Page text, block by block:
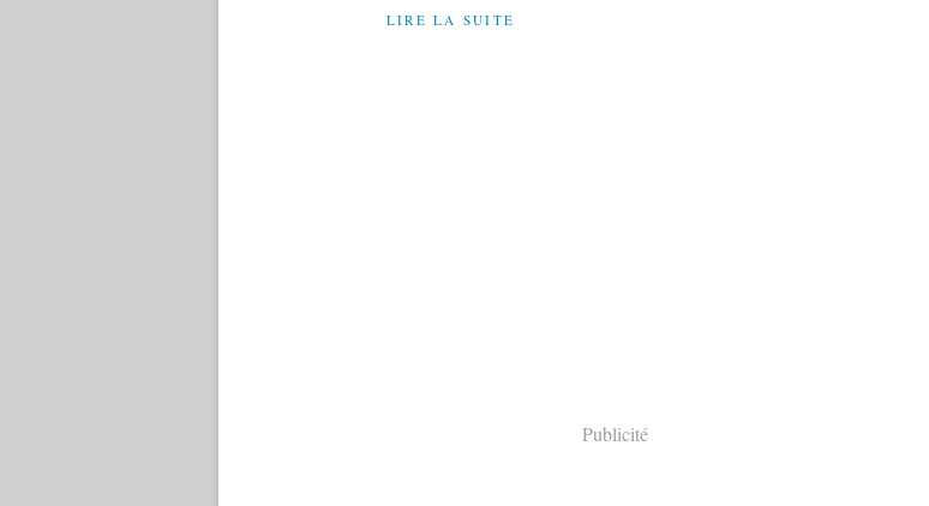
LIRE LA SUITE
Publicité